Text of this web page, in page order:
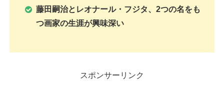
藤田嗣治とレオナール・フジタ、2つの名をも
つ画家の生涯が興味深い
スポンサーリンク